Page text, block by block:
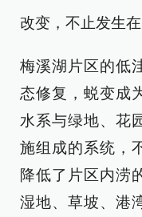
改变，不止发生在
梅溪湖片区的低
态修复，蜕变成
水系与绿地、花
施组成的系统，
降低了片区内涝
湿地、草坡、港